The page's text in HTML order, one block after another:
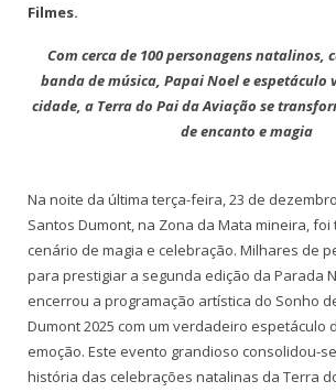
Filmes.
Com cerca de 100 personagens natalinos,
banda de música, Papai Noel e espetáculo
cidade, a Terra do Pai da Aviação se
de encanto e magia
Na noite da última terça-feira, 23 de
Santos Dumont, na Zona da Mata mineira, foi
cenário de magia e celebração. Milhares de
para prestigiar a segunda edição da Parada
encerrou a programação artística do Sonho
Dumont 2025 com um verdadeiro espetáculo
emoção. Este evento grandioso consolidou-
história das celebrações natalinas da Terra